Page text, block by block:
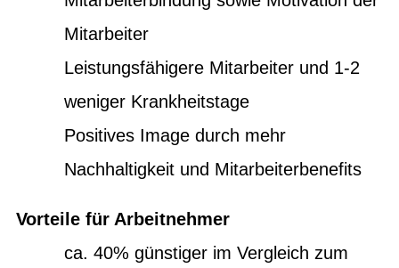
Mitarbeiter
Leistungsfähigere Mitarbeiter und 1-2
weniger Krankheitstage
Positives Image durch mehr
Nachhaltigkeit und Mitarbeiterbenefits
Vorteile für Arbeitnehmer
ca. 40% günstiger im Vergleich zum